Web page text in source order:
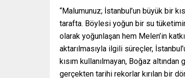
“Malumunuz; İstanbul’un büyük bir
tarafta. Böylesi yoğun bir su
olarak yoğunlaşan hem Melen’in
aktarılmasıyla ilgili süreçler,
kısım kullanılmayan, Boğaz
gerçekten tarihi rekorlar kırılan bir